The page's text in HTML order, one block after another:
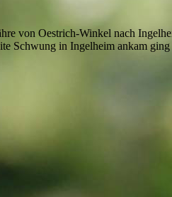
von Oestrich-Winkel nach
Schwung in Ingelheim ankam